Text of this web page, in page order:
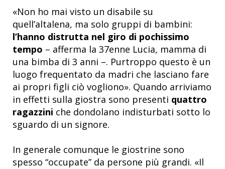
«Non ho mai visto un disabile su
quell’altalena, ma solo gruppi di bambini:
l’hanno distrutta nel giro di pochissimo
tempo – afferma la 37enne Lucia, mamma di
una bimba di 3 anni –. Purtroppo questo è un
luogo frequentato da madri che lasciano fare
ai propri figli ciò vogliono». Quando arriviamo
in effetti sulla giostra sono presenti quattro
ragazzini che dondolano indisturbati sotto lo
sguardo di un signore.
In generale comunque le giostrine sono
spesso “occupate” da persone più grandi. «Il